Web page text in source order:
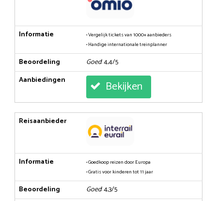
Informatie
• Vergelijk tickets van 1000+ aanbieders
• Handige internationale treinplanner
Beoordeling Goed: 4,4/5
Aanbiedingen
Bekijken
Reisaanbieder
Informatie
• Goedkoop reizen door Europa
• Gratis voor kinderen tot 11 jaar
Beoordeling Goed: 4,3/5